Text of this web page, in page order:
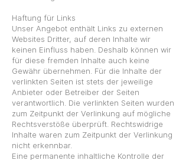
Haftung für Links
Unser Angebot enthält Links zu externen
Websites Dritter, auf deren Inhalte wir
keinen Einfluss haben. Deshalb können wir
für diese fremden Inhalte auch keine
Gewähr übernehmen. Für die Inhalte der
verlinkten Seiten ist stets der jeweilige
Anbieter oder Betreiber der Seiten
verantwortlich. Die verlinkten Seiten wurden
zum Zeitpunkt der Verlinkung auf mögliche
Rechtsverstöße überprüft. Rechtswidrige
Inhalte waren zum Zeitpunkt der Verlinkung
nicht erkennbar.
Eine permanente inhaltliche Kontrolle der